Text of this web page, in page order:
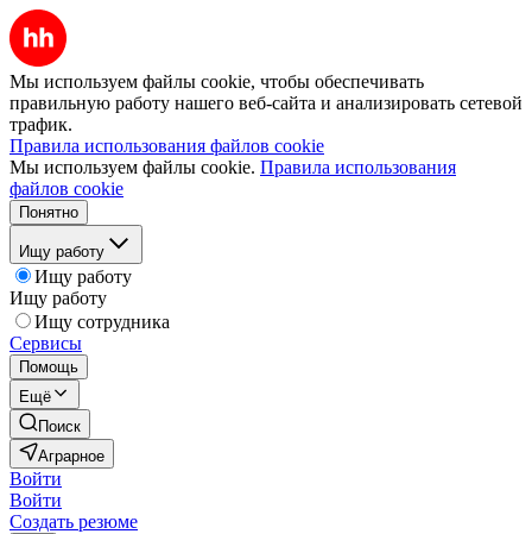
Мы используем файлы cookie, чтобы обеспечивать
правильную работу нашего веб-сайта и анализировать сетевой
трафик.
Правила использования файлов cookie
Мы используем файлы cookie. Правила использования
файлов cookie
Понятно
Ищу работу
Ищу работу
Ищу работу
Ищу сотрудника
Сервисы
Помощь
Ещё
Поиск
Аграрное
Войти
Войти
Создать резюме